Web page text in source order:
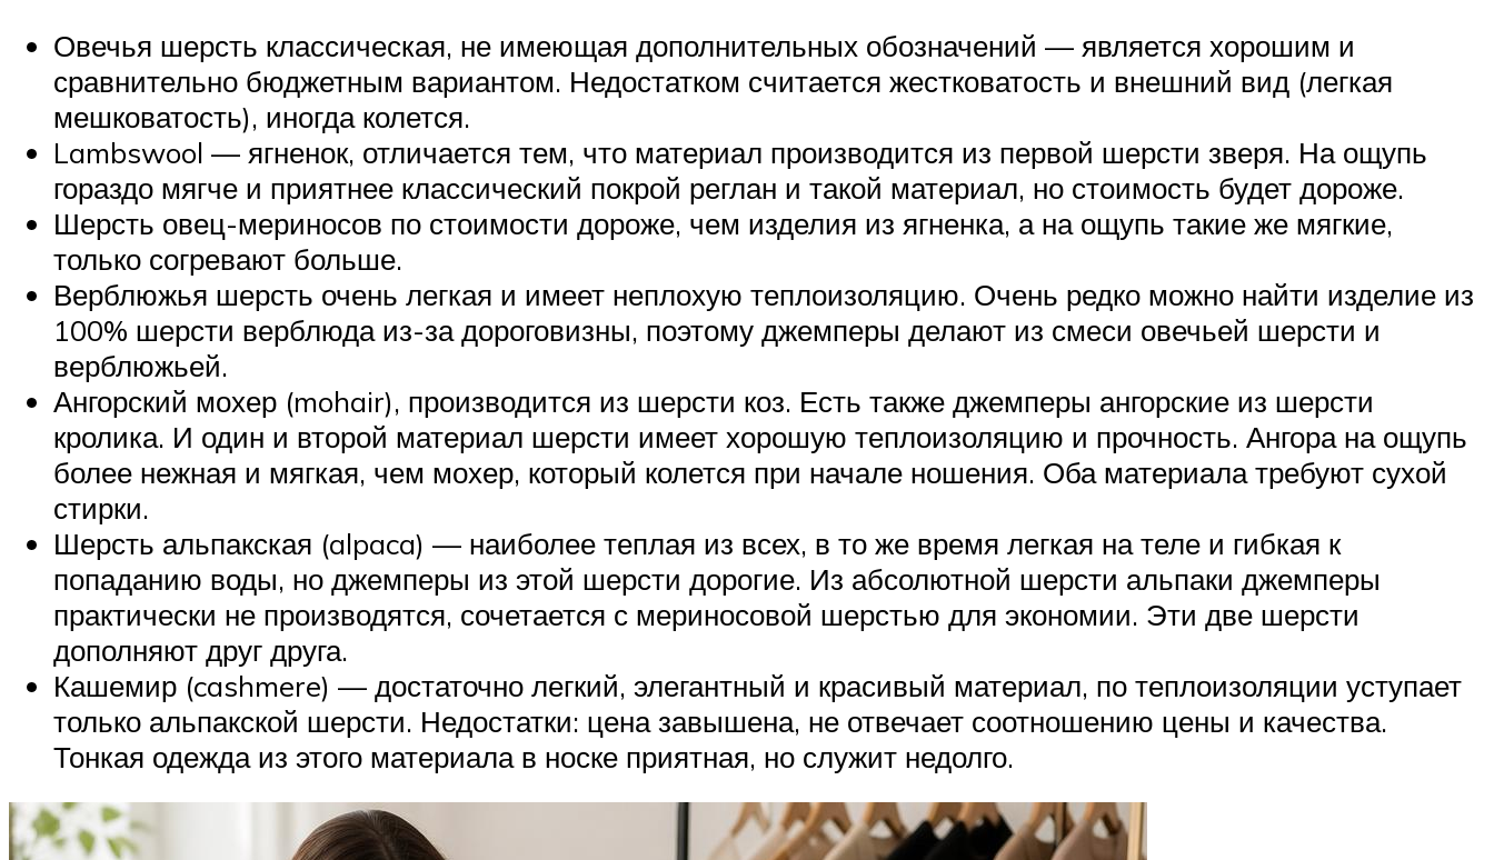
Овечья шерсть классическая, не имеющая дополнительных обозначений — является хорошим и
сравнительно бюджетным вариантом. Недостатком считается жестковатость и внешний вид (легкая
мешковатость), иногда колется.
Lambswool — ягненок, отличается тем, что материал производится из первой шерсти зверя. На ощупь
гораздо мягче и приятнее классический покрой реглан и такой материал, но стоимость будет дороже.
Шерсть овец-мериносов по стоимости дороже, чем изделия из ягненка, а на ощупь такие же мягкие,
только согревают больше.
Верблюжья шерсть очень легкая и имеет неплохую теплоизоляцию. Очень редко можно найти изделие из
100% шерсти верблюда из-за дороговизны, поэтому джемперы делают из смеси овечьей шерсти и
верблюжьей.
Ангорский мохер (mohair), производится из шерсти коз. Есть также джемперы ангорские из шерсти
кролика. И один и второй материал шерсти имеет хорошую теплоизоляцию и прочность. Ангора на ощупь
более нежная и мягкая, чем мохер, который колется при начале ношения. Оба материала требуют сухой
стирки.
Шерсть альпакская (alpaca) — наиболее теплая из всех, в то же время легкая на теле и гибкая к
попаданию воды, но джемперы из этой шерсти дорогие. Из абсолютной шерсти альпаки джемперы
практически не производятся, сочетается с мериносовой шерстью для экономии. Эти две шерсти
дополняют друг друга.
Кашемир (cashmere) — достаточно легкий, элегантный и красивый материал, по теплоизоляции уступает
только альпакской шерсти. Недостатки: цена завышена, не отвечает соотношению цены и качества.
Тонкая одежда из этого материала в носке приятная, но служит недолго.